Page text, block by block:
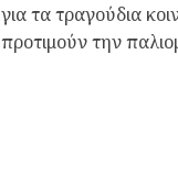
για τα τραγούδια
προτιμούν την